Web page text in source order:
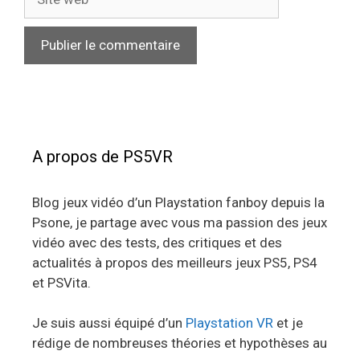
web
A propos de PS5VR
Blog jeux vidéo d’un Playstation fanboy depuis la
Psone, je partage avec vous ma passion des jeux
vidéo avec des tests, des critiques et des
actualités à propos des meilleurs jeux PS5, PS4
et PSVita.
Je suis aussi équipé d’un Playstation VR et je
rédige de nombreuses théories et hypothèses au